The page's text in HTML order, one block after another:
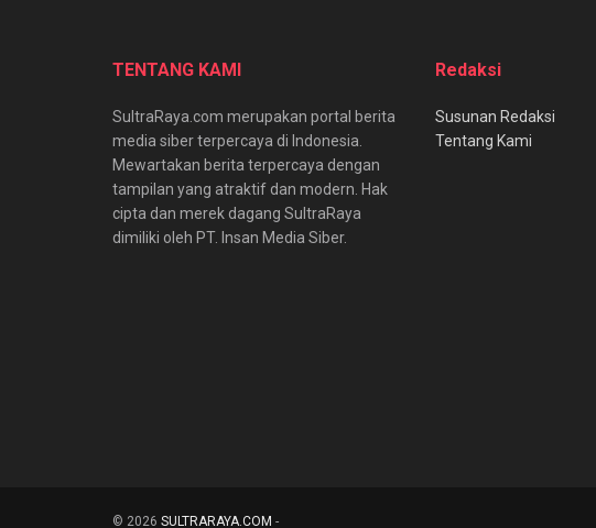
TENTANG KAMI
SultraRaya.com merupakan portal berita
media siber terpercaya di Indonesia.
Mewartakan berita terpercaya dengan
tampilan yang atraktif dan modern. Hak
cipta dan merek dagang SultraRaya
dimiliki oleh PT. Insan Media Siber.
Redaksi
Susunan Redaksi
Tentang Kami
© 2026 SULTRARAYA.COM -